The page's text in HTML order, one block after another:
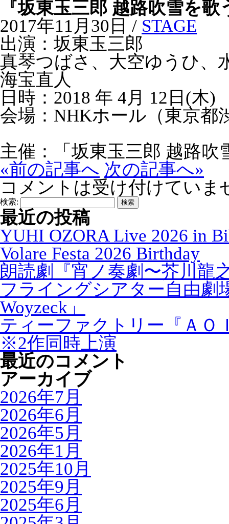
『坂東玉三郎 越路吹雪を
2017年11月30日 / STAGE
出演：坂東玉三郎
真琴つばさ、大空ゆうひ、
海宝直人
日時：2018 年 4月 12日(木
会場：NHKホール（東京都
主催：「坂東玉三郎 越路吹
«前の記事へ 次の記事へ»
コメントは受け付けていま
検索:
最近の投稿
YUHI OZORA Live 2026 in
Volare Festa 2026 Birthday
朗読劇『宵ノ奏劇〜芥川龍
フライングシアター自由
Woyzeck」
ティーファクトリー『ＡＯ
※2作同時上演
最近のコメント
アーカイブ
2026年7月
2026年6月
2026年5月
2026年1月
2025年10月
2025年9月
2025年6月